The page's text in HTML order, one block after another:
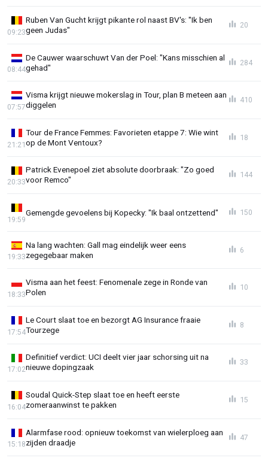
Ruben Van Gucht krijgt pikante rol naast BV's: "Ik ben
geen Judas"
09:23
20
De Cauwer waarschuwt Van der Poel: "Kans misschien al
gehad"
08:44
284
Visma krijgt nieuwe mokerslag in Tour, plan B meteen aan
diggelen
07:57
410
Tour de France Femmes: Favorieten etappe 7: Wie wint
op de Mont Ventoux?
21:21
18
Patrick Evenepoel ziet absolute doorbraak: "Zo goed
voor Remco"
20:33
144
Gemengde gevoelens bij Kopecky: "Ik baal ontzettend"
19:59
150
Na lang wachten: Gall mag eindelijk weer eens
zegegebaar maken
19:33
6
Visma aan het feest: Fenomenale zege in Ronde van
Polen
18:33
10
Le Court slaat toe en bezorgt AG Insurance fraaie
Tourzege
17:54
8
Definitief verdict: UCI deelt vier jaar schorsing uit na
nieuwe dopingzaak
17:02
33
Soudal Quick-Step slaat toe en heeft eerste
zomeraanwinst te pakken
16:04
15
Alarmfase rood: opnieuw toekomst van wielerploeg aan
zijden draadje
15:18
47